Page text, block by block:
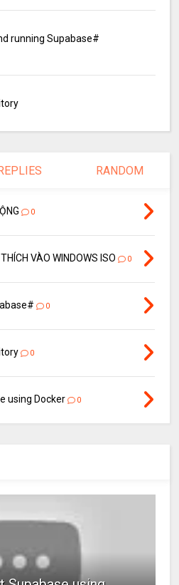
running Supabase#
REPLIES RANDOM
0
VÀO WINDOWS ISO 0
0
0
using Docker 0